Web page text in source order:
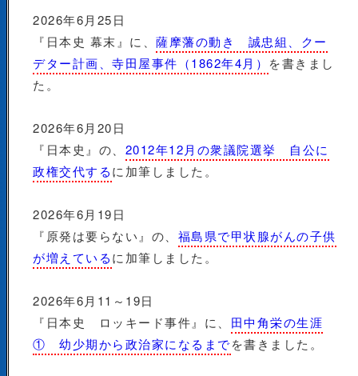
2026年6月25日
『日本史 幕末』に、 薩摩藩の動き 誠忠組、クー
デター計画、寺田屋事件（1862年4月） を書きまし
た。
2026年6月20日
『日本史』の、 2012年12月の衆議院選挙 自公に
政権交代するに加筆しました。
2026年6月19日
『原発は要らない』の、 福島県で甲状腺がんの子供
が増えているに加筆しました。
2026年6月11～19日
『日本史 ロッキード事件』に、 田中角栄の生涯
① 幼少期から政治家になるまでを書きました。